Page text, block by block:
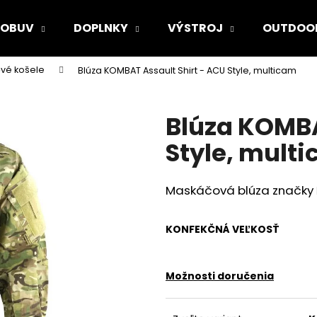
OBUV DOPLNKY VÝSTROJ
košele Blúza KOMBAT Assault Shirt - ACU Style, multicam
Blúza
Style,
Maskáčová blúza
KONFEKČNÁ VEĽKOSŤ
Možnosti doručenia
Čo potrebujete nájsť?
HĽADAŤ